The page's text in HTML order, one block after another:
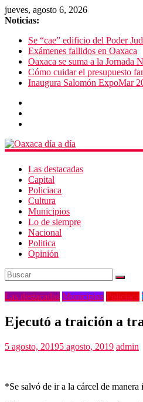
jueves, agosto 6, 2026
Noticias:
Se “cae” edificio del Poder
Exámenes fallidos en Oaxaca
Oaxaca se suma a la Jornada
Cómo cuidar el presupuesto
Inaugura Salomón ExpoMar
Las destacadas
Capital
Policiaca
Cultura
Municipios
Lo de siempre
Nacional
Politica
Opinión
Las destacadas Municipios Policiaca
Ejecutó a traición a
5 agosto, 20195 agosto, 2019 admin
*Se salvó de ir a la cárcel de